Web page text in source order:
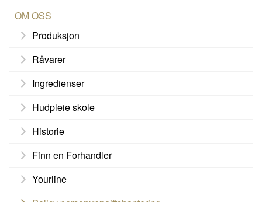
OM OSS
Produksjon
Råvarer
Ingredienser
Hudpleie skole
Historie
Finn en Forhandler
Yourline